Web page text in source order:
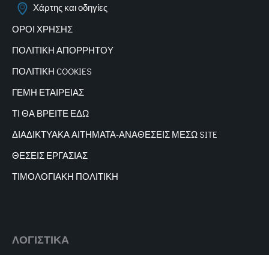
Χάρτης και οδηγίες
ΟΡΟΙ ΧΡΗΣΗΣ
ΠΟΛΙΤΙΚΗ ΑΠΟΡΡΗΤΟΥ
ΠΟΛΙΤΙΚΗ COOKIES
ΓΕΜΗ ΕΤΑΙΡΕΙΑΣ
ΤΙ ΘΑ ΒΡΕΙΤΕ ΕΔΩ
ΔΙΑΔΙΚΤΥΑΚΑΑΙΤΗΜΑΤΑ-ΑΝΑΘΕΣΕΙΣ ΜΕΣΩ SITE
ΘΕΣΕΙΣ ΕΡΓΑΣΙΑΣ
ΤΙΜΟΛΟΓΙΑΚΗ ΠΟΛΙΤΙΚΗ
ΛΟΓΙΣΤΙΚΑ